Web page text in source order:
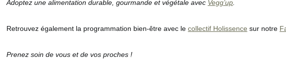
Adoptez une alimentation durable, gourmande et végétale avec Vegg’up
Retrouvez également la programmation bien-être avec le collectif Holissence sur notre
Prenez soin de vous et de vos proches !